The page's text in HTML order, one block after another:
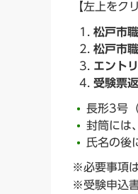
【左上をク
松戸市
松戸市
エント
受験票
長形3号
封筒には
氏名の後
※必要事項
※受験申込